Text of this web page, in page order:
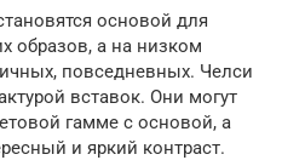
основой для
образов, а на низком
повседневных. Челси
вставок. Они могут
гамме с основой, а
и яркий контраст.